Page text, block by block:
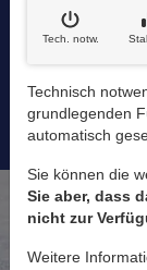
51377
Tech. notw.
Technisch
grundlegenden
automatisch
Sie können die
Sie aber, dass
nicht zur
Weitere